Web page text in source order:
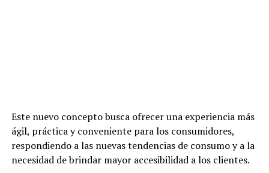
Este nuevo concepto busca ofrecer una experiencia más
ágil, práctica y conveniente para los consumidores,
respondiendo a las nuevas tendencias de consumo y a la
necesidad de brindar mayor accesibilidad a los clientes.